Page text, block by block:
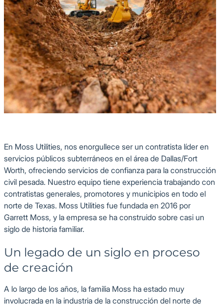
En Moss Utilities, nos enorgullece ser un contratista líder en
servicios públicos subterráneos en el área de Dallas/Fort
Worth, ofreciendo servicios de confianza para la construcción
civil pesada. Nuestro equipo tiene experiencia trabajando con
contratistas generales, promotores y municipios en todo el
norte de Texas. Moss Utilities fue fundada en 2016 por
Garrett Moss, y la empresa se ha construido sobre casi un
siglo de historia familiar.
Un legado de un siglo en proceso
de creación
A lo largo de los años, la familia Moss ha estado muy
involucrada en la industria de la construcción del norte de
Industria: Oficina